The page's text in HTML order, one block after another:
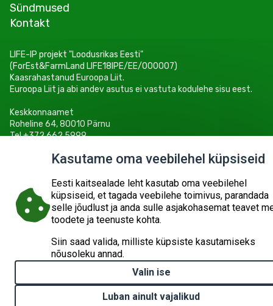
Sündmused
Kontakt
© 2026 KESKKONNAAMET SISUKAART ESITA PÄRING
LIFE-IP projekt "Loodusrikas Eesti"
(ForEst&FarmLand LIFE18IPE/EE/000007)
Kaasrahastanud Euroopa Liit.
Euroopa Liit ja abi andev asutus ei vastuta kodulehe sisu eest.
Keskkonnaamet
Roheline 64, 80010 Pärnu
Tel +372 662 5999
Kasutame oma veebilehel küpsiseid
Eesti kaitsealade leht kasutab oma veebilehel
küpsiseid, et tagada veebilehe toimivus, parandada
selle jõudlust ja anda sulle asjakohasemat teavet
toodete ja teenuste kohta.
Siin saad valida, milliste küpsiste kasutamiseks
nõusoleku annad.
Valin ise
Luban ainult vajalikud